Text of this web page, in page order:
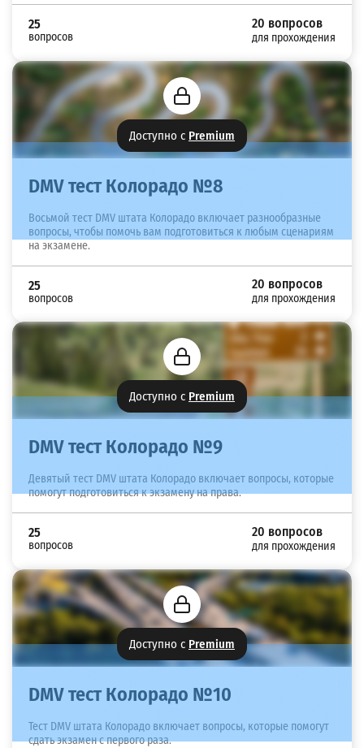
25
вопросов
20 вопросов
для прохождения
Доступно с Premium
DMV тест Колорадо №8
Восьмой тест DMV штата Колорадо включает разнообразные
вопросы, чтобы помочь вам подготовиться к любым сценариям
на экзамене.
25
вопросов
20 вопросов
для прохождения
Доступно с Premium
DMV тест Колорадо №9
Девятый тест DMV штата Колорадо включает вопросы, которые
помогут подготовиться к экзамену на права.
25
вопросов
20 вопросов
для прохождения
Доступно с Premium
DMV тест Колорадо №10
Тест DMV штата Колорадо включает вопросы, которые помогут
сдать экзамен с первого раза.